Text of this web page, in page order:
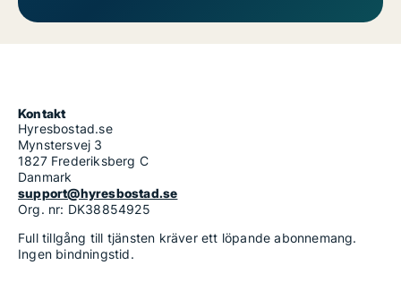
Kontakt
Hyresbostad.se
Mynstersvej 3
1827 Frederiksberg C
Danmark
support@hyresbostad.se
Org. nr: DK38854925
Full tillgång till tjänsten kräver ett löpande abonnemang.
Ingen bindningstid.